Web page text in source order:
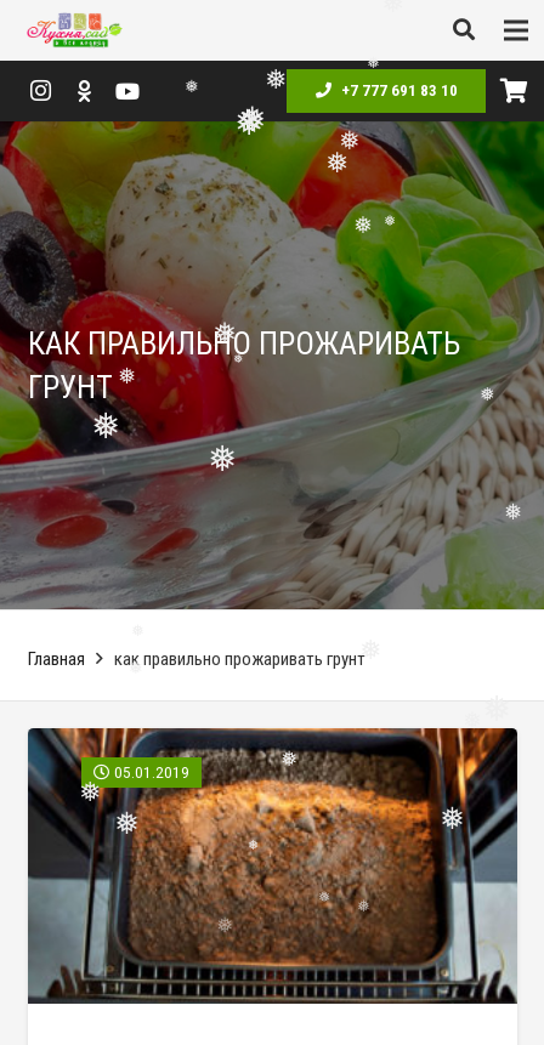
❅
❅
❅
❅
❅
❅
❅
❅
❅
❅
❅
❅
❅
❅
❅
❅
❅
❅
❅
❅
❅
❅
❅
❅
❅
❅
❅
+7 777 691 83 10
КАК ПРАВИЛЬНО ПРОЖАРИВАТЬ
ГРУНТ
Главная как правильно прожаривать грунт
05.01.2019